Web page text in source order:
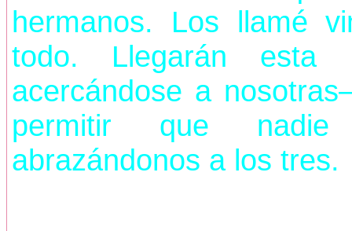
hermanos. Los llamé
todo. Llegarán esta
acercándose a
permitir que
abrazándonos a los tres.